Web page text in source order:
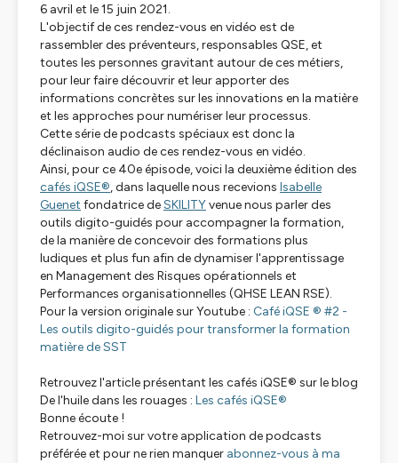
6 avril et le 15 juin 2021.
L'objectif de ces rendez-vous en vidéo est de
rassembler des préventeurs, responsables QSE, et
toutes les personnes gravitant autour de ces métiers,
pour leur faire découvrir et leur apporter des
informations concrètes sur les innovations en la matière
et les approches pour numériser leur processus.
Cette série de podcasts spéciaux est donc la
déclinaison audio de ces rendez-vous en vidéo.
Ainsi, pour ce 40e épisode, voici la deuxième édition des
cafés iQSE®, dans laquelle nous recevions Isabelle
Guenet fondatrice deSKILITYvenue nous parler des
outils digito-guidés pour accompagner la formation,
de la manière de concevoir des formations plus
ludiques et plus fun afin de dynamiser l'apprentissage
en Management des Risques opérationnels et
Performances organisationnelles (QHSE LEAN RSE).
Pour la version originale sur Youtube : Café iQSE ® #2 -
Les outils digito-guidés pour transformer la formation
matière de SST
Retrouvez l'article présentant les cafés iQSE® sur le blog
De l'huile dans les rouages : Les cafés iQSE®
Bonne écoute !
Retrouvez-moi sur votre application de podcasts
préférée et pour ne rien manquer abonnez-vous à ma